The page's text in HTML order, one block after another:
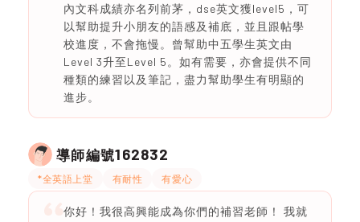
內文科成績亦名列前茅，dse英文獲level5，可
以幫助提升小朋友的語感及補底，並且跟帖學
校進度，不會拖慢。曾幫助中五學生英文由
Level 3升至Level 5。如有需要，亦會提供不同
種類的練習以及筆記，盡力幫助學生有明顯的
進步。
導師編號162832
*全英語上堂 有耐性 有愛心
你好！我很高興能成為你們的補習老師！ 我就